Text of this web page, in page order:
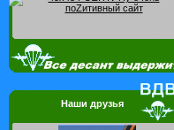
Наши друзья